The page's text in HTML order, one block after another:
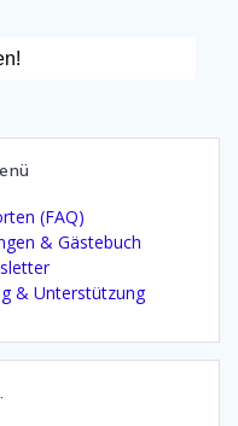
(FAQ)
& Gästebuch
& Unterstützung